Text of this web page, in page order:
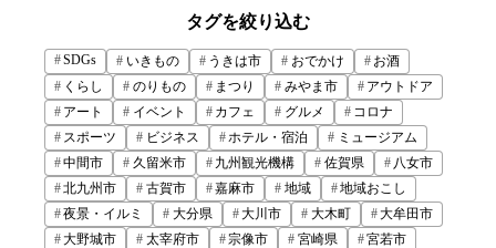
タグを絞り込む
SDGs いきもの うきは市 おでかけ
お酒
くらし
のりもの まつり みやま市
アウトドア
アート
イベント カフェ グルメ
コロナ
スポーツ
ビジネス ホテル・宿泊
ミュージアム
中間市
久留米市 九州観光機構 佐賀県
八女市
北九州市
古賀市 嘉麻市 地域
地域おこし
夜景・イルミ
大分県 大川市 大木町
大牟田市
大野城市
太宰府市 宗像市 宮崎県
宮若市